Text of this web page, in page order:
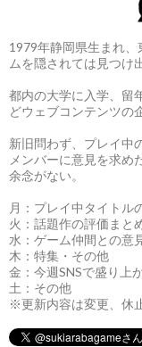
1979年静岡県生まれ
ムを隠されては見つけ
都内の大学に入学、留
どウェブコンテンツの
新旧問わず、プレイ中
メンバーに意見を求め
余念がない。
月：プレイ中タイトル
火：話題作の評価まと
水：ゲーム仲間との意
木：特集・その他
金：今週SNSで盛り上
土：その他
※更新内容は変更、休